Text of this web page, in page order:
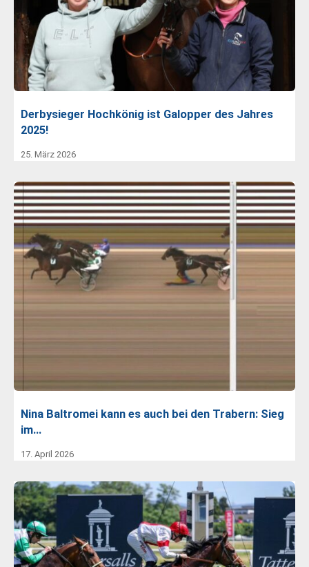
Derbysieger Hochkönig ist Galopper des Jahres
2025!
25. März 2026
Nina Baltromei kann es auch bei den Trabern: Sieg
im…
17. April 2026